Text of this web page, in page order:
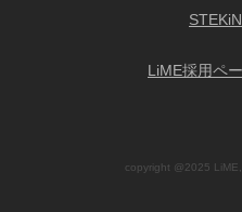
LiME採用ペ
copyright @2025